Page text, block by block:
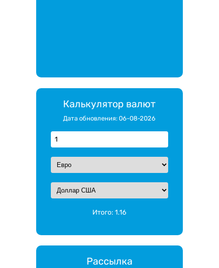
Калькулятор валют
Дата обновления: 06-08-2026
Итого:1.16
Рассылка